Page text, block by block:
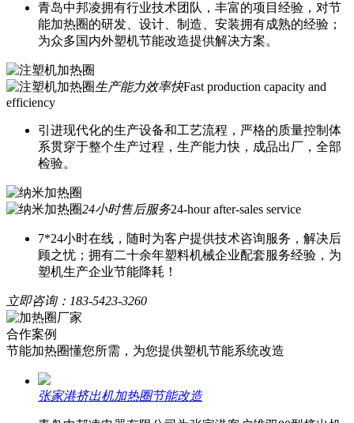
青岛中邦凌拥有行业技术团队，丰富的项目经验，对节
能加热圈的研发、设计、制造、安装拥有成熟的经验；
为众多国内外塑机节能改造提供解决方案。
生产能力效率快Fast production capacity and
efficiency
引进现代化的生产设备和工艺流程，严格的质量控制体
系贯穿于整个生产过程，生产能力快，成品出厂，全部
检验。
24小时售后服务24-hour after-sales service
7*24小时在线，随时为客户提供技术咨询服务，解决后
顾之忧；拥有二十余年塑料机械企业配套服务经验，为
塑机生产企业节能降耗！
立即咨询： 183-5423-3260
合作案例
节能加热圈懂您所需，为您提供塑机节能系统改造
张家港挤出机加热圈节能改造